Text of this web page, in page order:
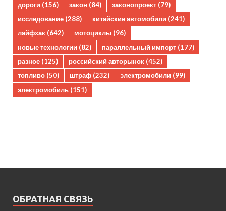
дороги (156) закон (84) законопроект (79)
исследование (288) китайские автомобили (241)
лайфхак (642) мотоциклы (96)
новые технологии (82) параллельный импорт (177)
разное (125) российский авторынок (452)
топливо (50) штраф (232) электромобили (99)
электромобиль (151)
ОБРАТНАЯ СВЯЗЬ